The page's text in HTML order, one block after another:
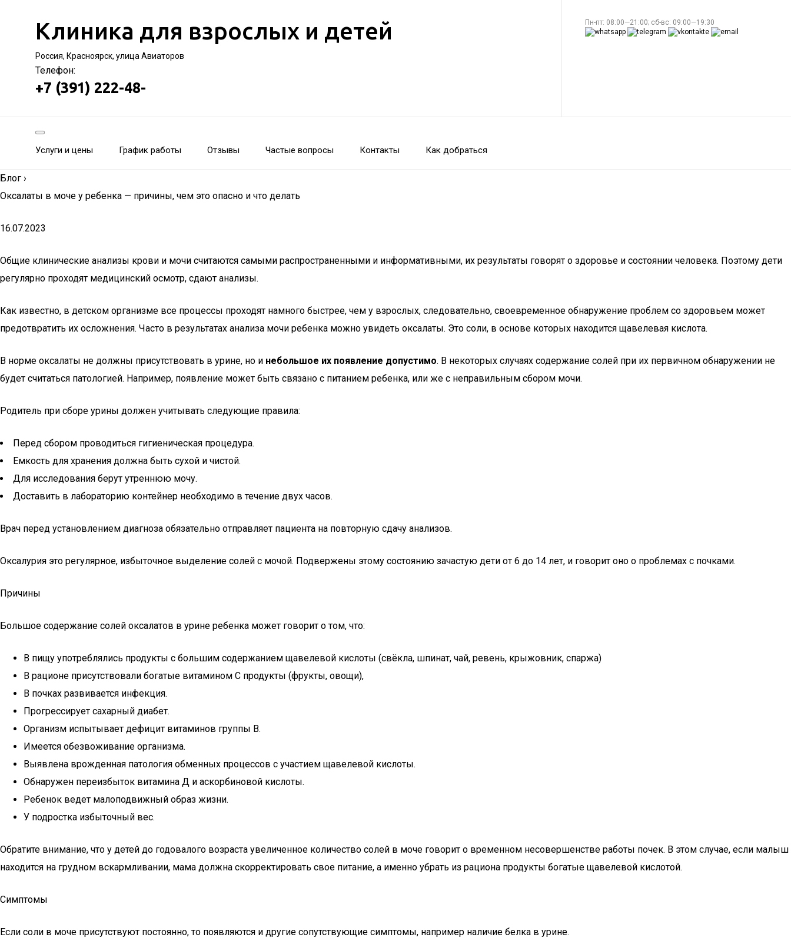
Клиника для взрослых и детей
Россия, Красноярск, улица Авиаторов
Телефон:
+7 (391) 222-48-
Пн-пт: 08:00—21:00; сб-вс: 09:00—19:30
Услуги и цены График работы Отзывы Частые вопросы Контакты Как добраться
Блог ›
Оксалаты в моче у ребенка — причины, чем это опасно и что делать
16.07.2023
Общие клинические анализы крови и мочи считаются самыми распространенными и информативными, их результаты говорят о здоровье и состоянии человека. Поэтому дети
регулярно проходят медицинский осмотр, сдают анализы.
Как известно, в детском организме все процессы проходят намного быстрее, чем у взрослых, следовательно, своевременное обнаружение проблем со здоровьем может
предотвратить их осложнения. Часто в результатах анализа мочи ребенка можно увидеть оксалаты. Это соли, в основе которых находится щавелевая кислота.
В норме оксалаты не должны присутствовать в урине, но и небольшое их появление допустимо. В некоторых случаях содержание солей при их первичном обнаружении не
будет считаться патологией. Например, появление может быть связано с питанием ребенка, или же с неправильным сбором мочи.
Родитель при сборе урины должен учитывать следующие правила:
Перед сбором проводиться гигиеническая процедура.
Емкость для хранения должна быть сухой и чистой.
Для исследования берут утреннюю мочу.
Доставить в лабораторию контейнер необходимо в течение двух часов.
Врач перед установлением диагноза обязательно отправляет пациента на повторную сдачу анализов.
Оксалурия это регулярное, избыточное выделение солей с мочой. Подвержены этому состоянию зачастую дети от 6 до 14 лет, и говорит оно о проблемах с почками.
Причины
Большое содержание солей оксалатов в урине ребенка может говорит о том, что:
В пищу употреблялись продукты с большим содержанием щавелевой кислоты (свёкла, шпинат, чай, ревень, крыжовник, спаржа)
В рационе присутствовали богатые витамином С продукты (фрукты, овощи),
В почках развивается инфекция.
Прогрессирует сахарный диабет.
Организм испытывает дефицит витаминов группы В.
Имеется обезвоживание организма.
Выявлена врожденная патология обменных процессов с участием щавелевой кислоты.
Обнаружен переизбыток витамина Д и аскорбиновой кислоты.
Ребенок ведет малоподвижный образ жизни.
У подростка избыточный вес.
Обратите внимание, что у детей до годовалого возраста увеличенное количество солей в моче говорит о временном несовершенстве работы почек. В этом случае, если малыш
находится на грудном вскармливании, мама должна скорректировать свое питание, а именно убрать из рациона продукты богатые щавелевой кислотой.
Симптомы
Если соли в моче присутствуют постоянно, то появляются и другие сопутствующие симптомы, например наличие белка в урине.